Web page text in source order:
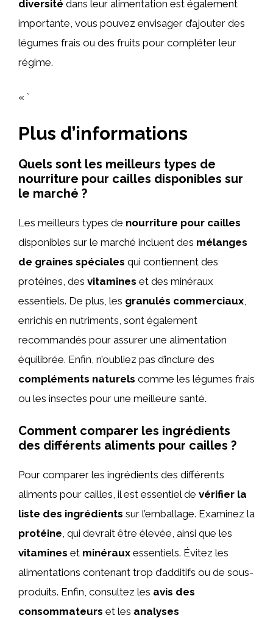
diversité dans leur alimentation est également
importante, vous pouvez envisager d’ajouter des
légumes frais ou des fruits pour compléter leur
régime.
« `
Plus d’informations
Quels sont les meilleurs types de
nourriture pour cailles disponibles sur
le marché ?
Les meilleurs types de nourriture pour cailles
disponibles sur le marché incluent des mélanges
de graines spéciales qui contiennent des
protéines, des vitamines et des minéraux
essentiels. De plus, les granulés commerciaux
enrichis en nutriments, sont également
recommandés pour assurer une alimentation
équilibrée. Enfin, n’oubliez pas d’inclure des
compléments naturels comme les légumes frais
ou les insectes pour une meilleure santé.
Comment comparer les ingrédients
des différents aliments pour cailles ?
Pour comparer les ingrédients des différents
aliments pour cailles, il est essentiel de vérifier la
liste des ingrédients sur l’emballage. Examinez la
protéine, qui devrait être élevée, ainsi que les
vitamines et minéraux essentiels. Évitez les
alimentations contenant trop d’additifs ou de sous-
produits. Enfin, consultez les avis des
consommateurs et les analyses